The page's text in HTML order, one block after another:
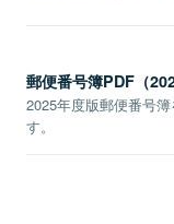
郵便番号簿PDF（
2025年度版郵便番号
す。